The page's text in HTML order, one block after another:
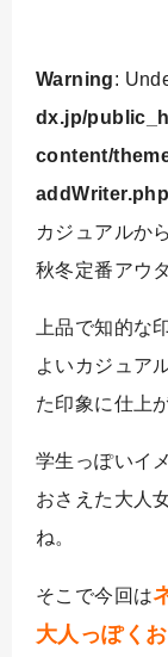
Warning:
dx.jp/
content/
addWriter.php
カジュアルか
秋冬定番アウ
上品で知的な
よいカジュア
た印象に仕上
学生っぽいイ
おさえた大人
ね。
そこで今回は
大人っぽく